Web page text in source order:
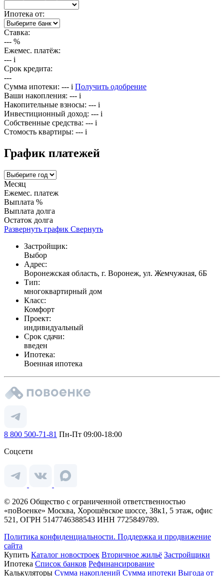
Ипотека от:
Ставка:
--- %
Ежемес. платёж:
--- i
Срок кредита:
---
Сумма ипотеки: --- i Получить одобрение
Ваши накопления: --- i
Накопительные взносы: --- i
Инвестиционный доход: --- i
Собственные средства: --- i
Стомость квартиры: --- i
График платежей
Месяц
Ежемес. платеж
Выплата %
Выплата долга
Остаток долга
Развернуть график Свернуть
Застройщик:
Выбор
Адрес:
Воронежская область, г. Воронеж, ул. Жемчужная, 6Б
Тип:
многоквартирный дом
Класс:
Комфорт
Проект:
индивидуальный
Срок сдачи:
введен
Ипотека:
Военная ипотека
8 800 500-71-81 Пн-Пт 09:00-18:00
Соцсети
© 2026 Общество с ограниченной ответственностью
«поВоенке» Москва, Хорошёвское шоссе, 38к1, 5 этаж, офис
521, ОГРН 5147746388543 ИНН 7725849789.
Политика конфиденциальности. Поддержка и продвижение
сайта
Купить Каталог новостроек Вторичное жильё Застройщики
Ипотека Список банков Рефинансирование
Калькуляторы Сумма накоплений Сумма ипотеки Выгода от